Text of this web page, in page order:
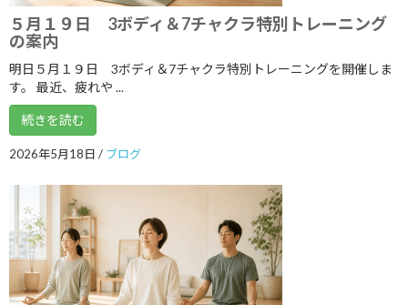
2019年5月
2019年3月
2019年2月
2019年1月
2018年12月
2018年11月
2018年10月
2018年9月
５月１９日 3ボディ＆7チャクラ特別トレーニング
の案内
明日５月１９日 3ボディ＆7チャクラ特別トレーニングを開催しま
す。 最近、疲れや ...
続きを読む
2026年5月18日 / ブログ